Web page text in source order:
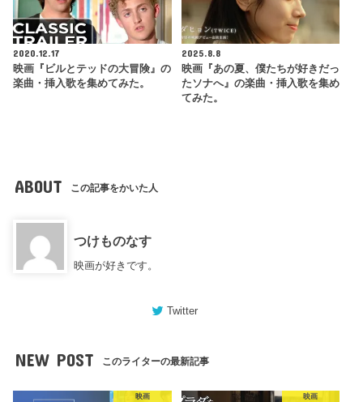
2020.12.17
映画『ビルとテッドの大冒険』の
楽曲・挿入歌を集めてみた。
2025.8.8
映画『あの夏、僕たちが好きだっ
たソナへ』の楽曲・挿入歌を集め
てみた。
ABOUT この記事をかいた人
つけものなす
映画が好きです。
Twitter
NEW POST このライターの最新記事
映画 映画